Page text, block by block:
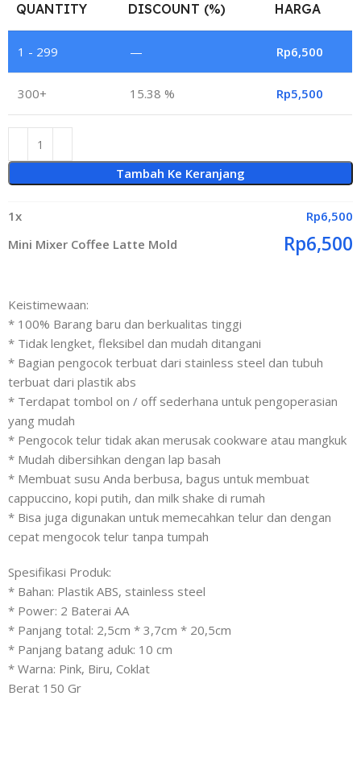
QUANTITY DISCOUNT (%) HARGA
1 - 299 — Rp6,500
300+ 15.38 % Rp5,500
Tambah Ke Keranjang
1x Rp6,500
Mini Mixer Coffee Latte Mold
Rp6,500
Keistimewaan:
* 100% Barang baru dan berkualitas tinggi
* Tidak lengket, fleksibel dan mudah ditangani
* Bagian pengocok terbuat dari stainless steel dan tubuh
terbuat dari plastik abs
* Terdapat tombol on / off sederhana untuk pengoperasian
yang mudah
* Pengocok telur tidak akan merusak cookware atau mangkuk
* Mudah dibersihkan dengan lap basah
* Membuat susu Anda berbusa, bagus untuk membuat
cappuccino, kopi putih, dan milk shake di rumah
* Bisa juga digunakan untuk memecahkan telur dan dengan
cepat mengocok telur tanpa tumpah
Spesifikasi Produk:
* Bahan: Plastik ABS, stainless steel
* Power: 2 Baterai AA
* Panjang total: 2,5cm * 3,7cm * 20,5cm
* Panjang batang aduk: 10 cm
* Warna: Pink, Biru, Coklat
Berat 150 Gr